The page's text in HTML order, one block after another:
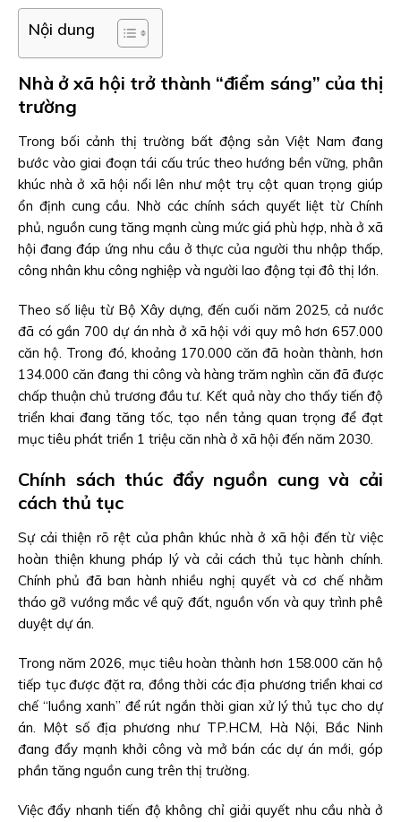
Nội dung
Nhà ở xã hội trở thành “điểm sáng” của thị
trường
Trong bối cảnh thị trường bất động sản Việt Nam đang
bước vào giai đoạn tái cấu trúc theo hướng bền vững, phân
khúc nhà ở xã hội nổi lên như một trụ cột quan trọng giúp
ổn định cung cầu. Nhờ các chính sách quyết liệt từ Chính
phủ, nguồn cung tăng mạnh cùng mức giá phù hợp, nhà ở xã
hội đang đáp ứng nhu cầu ở thực của người thu nhập thấp,
công nhân khu công nghiệp và người lao động tại đô thị lớn.
Theo số liệu từ Bộ Xây dựng, đến cuối năm 2025, cả nước
đã có gần 700 dự án nhà ở xã hội với quy mô hơn 657.000
căn hộ. Trong đó, khoảng 170.000 căn đã hoàn thành, hơn
134.000 căn đang thi công và hàng trăm nghìn căn đã được
chấp thuận chủ trương đầu tư. Kết quả này cho thấy tiến độ
triển khai đang tăng tốc, tạo nền tảng quan trọng để đạt
mục tiêu phát triển 1 triệu căn nhà ở xã hội đến năm 2030.
Chính sách thúc đẩy nguồn cung và cải
cách thủ tục
Sự cải thiện rõ rệt của phân khúc nhà ở xã hội đến từ việc
hoàn thiện khung pháp lý và cải cách thủ tục hành chính.
Chính phủ đã ban hành nhiều nghị quyết và cơ chế nhằm
tháo gỡ vướng mắc về quỹ đất, nguồn vốn và quy trình phê
duyệt dự án.
Trong năm 2026, mục tiêu hoàn thành hơn 158.000 căn hộ
tiếp tục được đặt ra, đồng thời các địa phương triển khai cơ
chế “luồng xanh” để rút ngắn thời gian xử lý thủ tục cho dự
án. Một số địa phương như TP.HCM, Hà Nội, Bắc Ninh
đang đẩy mạnh khởi công và mở bán các dự án mới, góp
phần tăng nguồn cung trên thị trường.
Việc đẩy nhanh tiến độ không chỉ giải quyết nhu cầu nhà ở